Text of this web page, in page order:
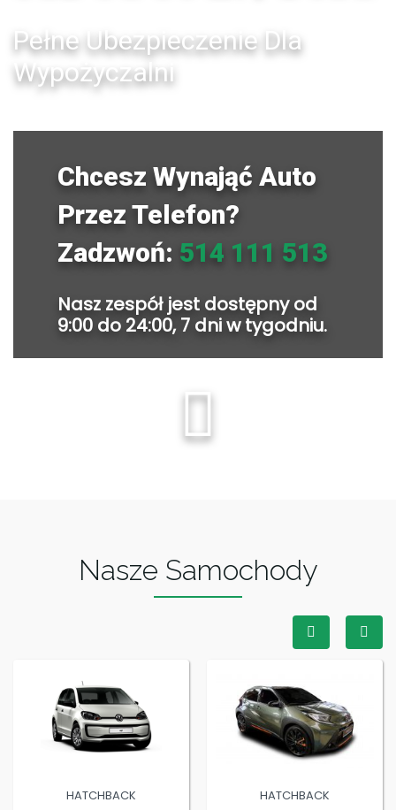
Pełne Ubezpieczenie Dla
Wypożyczalni
Chcesz Wynająć Auto
Przez Telefon?
Zadzwoń: 514 111 513
Nasz zespół jest dostępny od
9:00 do 24:00, 7 dni w tygodniu.
Nasze Samochody
HATCHBACK HATCHBACK